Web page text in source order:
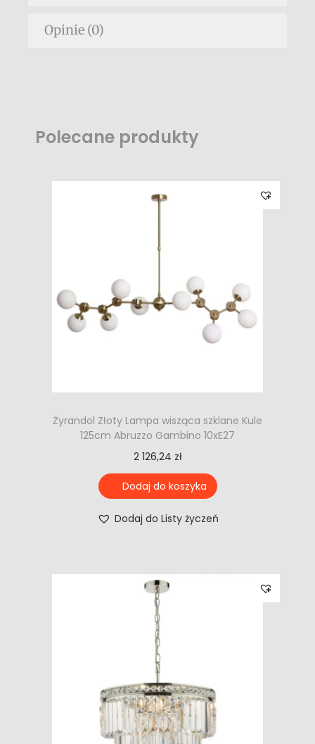
Opinie (0)
Polecane produkty
Żyrandol Złoty Lampa wisząca szklane Kule
125cm Abruzzo Gambino 10xE27
2 126,24 zł
Dodaj do koszyka
Dodaj do Listy życzeń